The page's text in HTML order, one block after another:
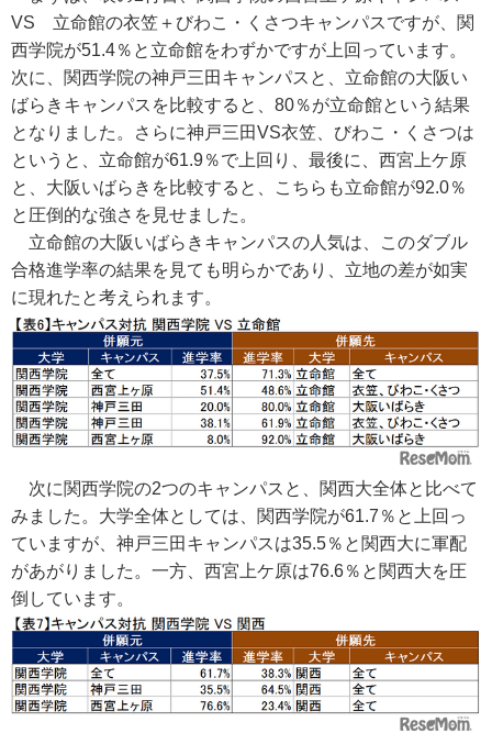
VS 立命館の衣笠＋びわこ・くさつキャンパスですが、関
西学院が51.4％と立命館をわずかですが上回っています。
次に、関西学院の神戸三田キャンパスと、立命館の大阪い
ばらきキャンパスを比較すると、80％が立命館という結果
となりました。さらに神戸三田VS衣笠、びわこ・くさつは
というと、立命館が61.9％で上回り、最後に、西宮上ケ原
と、大阪いばらきを比較すると、こちらも立命館が92.0％
と圧倒的な強さを見せました。
立命館の大阪いばらきキャンパスの人気は、このダブル
合格進学率の結果を見ても明らかであり、立地の差が如実
に現れたと考えられます。
次に関西学院の2つのキャンパスと、関西大全体と比べて
みました。大学全体としては、関西学院が61.7％と上回っ
ていますが、神戸三田キャンパスは35.5％と関西大に軍配
があがりました。一方、西宮上ケ原は76.6％と関西大を圧
倒しています。